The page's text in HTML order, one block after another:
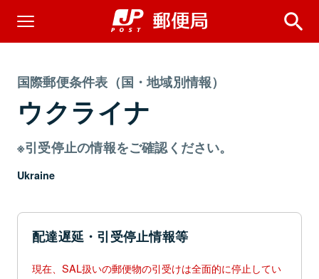
国際郵便条件表（国・地域別情報）
ウクライナ
※引受停止の情報をご確認ください。
Ukraine
配達遅延・引受停止情報等
現在、SAL扱いの郵便物の引受けは全面的に停止してい